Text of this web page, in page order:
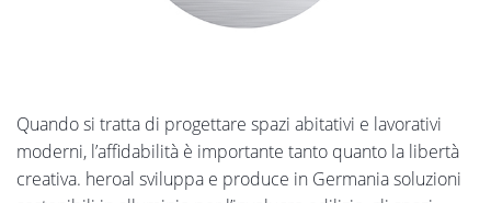
Quando si tratta di progettare spazi abitativi e lavorativi
moderni, l’affidabilità è importante tanto quanto la libertà
creativa. heroal sviluppa e produce in Germania soluzioni